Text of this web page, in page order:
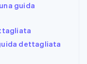
guida
dettagliata